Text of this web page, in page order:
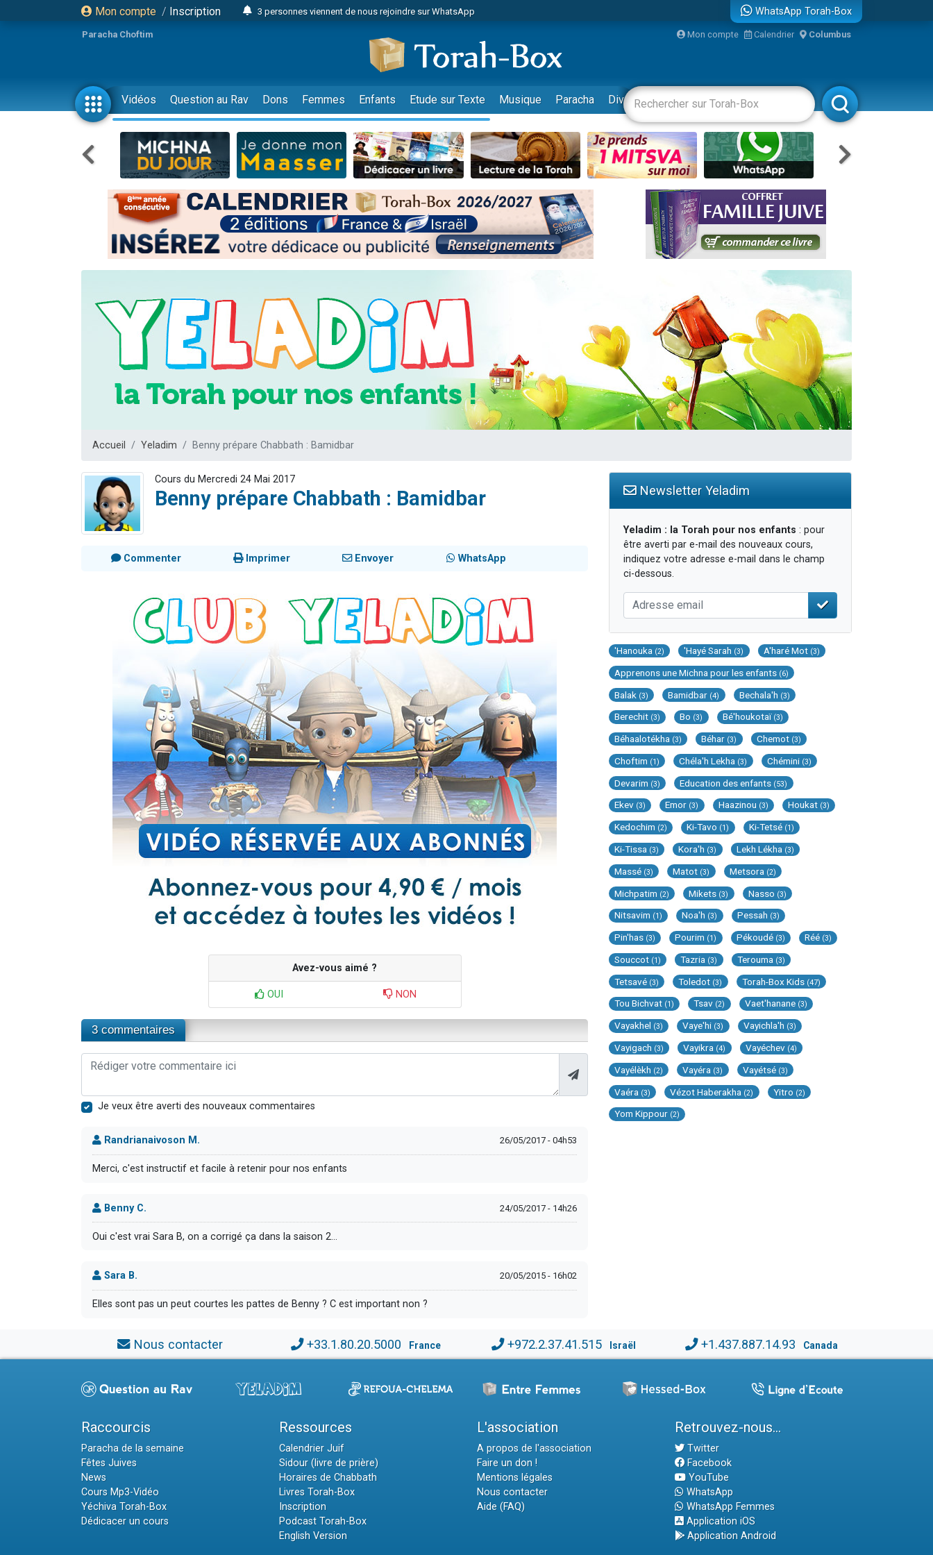
Mon compte / Inscription
3 personnes viennent de nous rejoindre sur WhatsApp
3 personnes viennent de faire un don pour Diane, 80 ans, dans un appartement insalubre
Il reste 49 places pour étudier en groupe sur Zoom
2 personnes viennent de nous rejoindre sur WhatsApp
29 personnes viennent de demander une bénédiction
Il reste 49 places pour étudier en groupe sur Zoom
2 personnes viennent de nous rejoindre sur WhatsApp
6 personnes viennent de nous rejoindre sur WhatsApp
4 personnes viennent de faire un don pour Reloger Rivka, 6 enfants, victime de violences...
2 personnes viennent de faire un don pour 1 Journée de Vacances Pour les Enfants
4 personnes viennent de nous rejoindre sur WhatsApp
17 personnes viennent de demander une bénédiction
Eva vient de donner son Maasser
4 personnes viennent de nous rejoindre sur WhatsApp
3 personnes viennent de nous rejoindre sur WhatsApp
3 personnes viennent de faire un don pour 5 jours de vacances aux Orphelins
Odaya vient de donner son Maasser
2 personnes viennent de faire un don pour Tsédaka : pauvres d'Israel
WhatsApp Torah-Box
Paracha Choftim Mon compte Calendrier Columbus
Vidéos Question au Rav Dons Femmes Enfants Etude sur Texte Musique Paracha Divertissements Livres Rabbanim
Accueil Yeladim Benny prépare Chabbath : Bamidbar
Cours du Mercredi 24 Mai 2017
Benny prépare Chabbath : Bamidbar
Commenter Imprimer Envoyer WhatsApp
Avez-vous aimé ?
OUI NON
3 commentaires
Je veux être averti des nouveaux commentaires
Randrianaivoson M. 26/05/2017 - 04h53
Merci, c'est instructif et facile à retenir pour nos enfants
Benny C. 24/05/2017 - 14h26
Oui c'est vrai Sara B, on a corrigé ça dans la saison 2...
Sara B. 20/05/2015 - 16h02
Elles sont pas un peut courtes les pattes de Benny ? C est important non ?
Newsletter Yeladim
Yeladim : la Torah pour nos enfants : pour
être averti par e-mail des nouveaux cours,
indiquez votre adresse e-mail dans le champ
ci-dessous.
'Hanouka (2) 'Hayé Sarah (3) A'haré Mot (3)
Apprenons une Michna pour les enfants (6)
Balak (3) Bamidbar (4) Bechala'h (3)
Berechit (3) Bo (3) Bé'houkotaï (3)
Béhaalotékha (3) Béhar (3) Chemot (3)
Choftim (1) Chéla'h Lekha (3) Chémini (3)
Devarim (3) Education des enfants (53)
Ekev (3) Emor (3) Haazinou (3) Houkat (3)
Kedochim (2) Ki-Tavo (1) Ki-Tetsé (1)
Ki-Tissa (3) Kora'h (3) Lekh Lékha (3)
Massé (3) Matot (3) Metsora (2)
Michpatim (2) Mikets (3) Nasso (3)
Nitsavim (1) Noa'h (3) Pessah (3)
Pin'has (3) Pourim (1) Pékoudé (3) Réé (3)
Souccot (1) Tazria (3) Terouma (3)
Tetsavé (3) Toledot (3) Torah-Box Kids (47)
Tou Bichvat (1) Tsav (2) Vaet'hanane (3)
Vayakhel (3) Vaye'hi (3) Vayichla'h (3)
Vayigach (3) Vayikra (4) Vayéchev (4)
Vayélèkh (2) Vayéra (3) Vayétsé (3)
Vaéra (3) Vézot Haberakha (2) Yitro (2)
Yom Kippour (2)
Nous contacter +33.1.80.20.5000 France +972.2.37.41.515 Israël +1.437.887.14.93 Canada
Raccourcis
Paracha de la semaine
Fêtes Juives
News
Cours Mp3-Vidéo
Yéchiva Torah-Box
Dédicacer un cours
Ressources
Calendrier Juif
Sidour (livre de prière)
Horaires de Chabbath
Livres Torah-Box
Inscription
Podcast Torah-Box
English Version
L'association
A propos de l'association
Faire un don !
Mentions légales
Nous contacter
Aide (FAQ)
Retrouvez-nous...
Twitter
Facebook
YouTube
WhatsApp
WhatsApp Femmes
Application iOS
Application Android